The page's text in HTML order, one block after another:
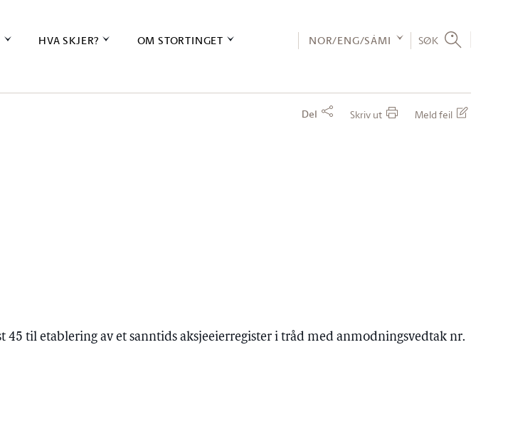
HVA SKJER? OM STORTINGET NOR/ENG/SÁMI SØK
Del Skriv ut Meld feil
til etablering av et sanntids aksjeeierregister i tråd med anmodningsvedtak nr.